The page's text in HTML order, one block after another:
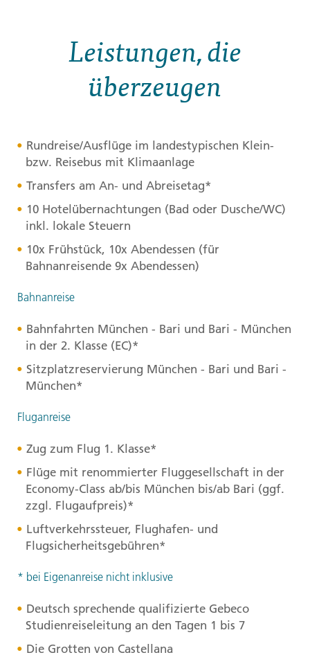
Leistungen, die
überzeugen
Rundreise/Ausflüge im landestypischen Klein-
bzw. Reisebus mit Klimaanlage
Transfers am An- und Abreisetag*
10 Hotelübernachtungen (Bad oder Dusche/WC)
inkl. lokale Steuern
10x Frühstück, 10x Abendessen (für
Bahnanreisende 9x Abendessen)
Bahnanreise
Bahnfahrten München - Bari und Bari - München
in der 2. Klasse (EC)*
Sitzplatzreservierung München - Bari und Bari -
München*
Fluganreise
Zug zum Flug 1. Klasse*
Flüge mit renommierter Fluggesellschaft in der
Economy-Class ab/bis München bis/ab Bari (ggf.
zzgl. Flugaufpreis)*
Luftverkehrssteuer, Flughafen- und
Flugsicherheitsgebühren*
* bei Eigenanreise nicht inklusive
Deutsch sprechende qualifizierte Gebeco
Studienreiseleitung an den Tagen 1 bis 7
Die Grotten von Castellana